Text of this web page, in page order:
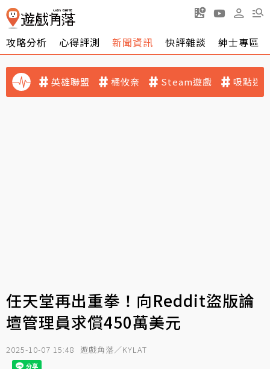
攻略分析 心得評測 新聞資訊 快評雜談 紳士專區
英雄聯盟 橘攸奈 Steam遊戲 吸點迷
任天堂再出重拳！向Reddit盜版論
壇管理員求償450萬美元
2025-10-07 15:48 遊戲角落／KYLAT